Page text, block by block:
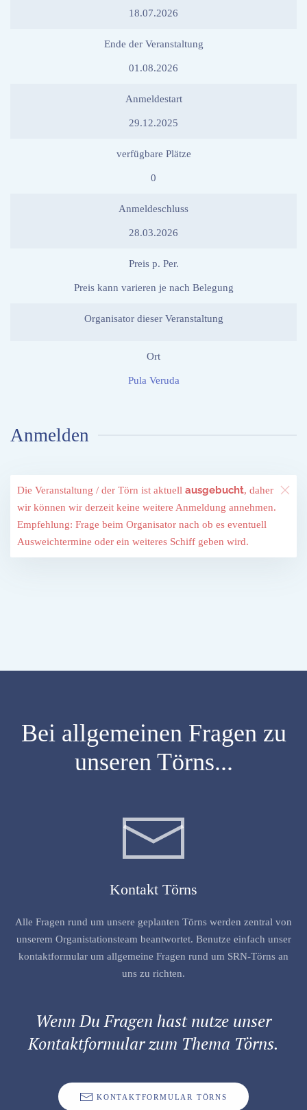
18.07.2026
Ende der Veranstaltung
01.08.2026
Anmeldestart
29.12.2025
verfügbare Plätze
0
Anmeldeschluss
28.03.2026
Preis p. Per.
Preis kann varieren je nach Belegung
Organisator dieser Veranstaltung
Ort
Pula Veruda
Anmelden
Die Veranstaltung / der Törn ist aktuell ausgebucht, daher
wir können wir derzeit keine weitere Anmeldung annehmen.
Empfehlung: Frage beim Organisator nach ob es eventuell
Ausweichtermine oder ein weiteres Schiff geben wird.
Bei allgemeinen Fragen zu
unseren Törns...
Kontakt Törns
Alle Fragen rund um unsere geplanten Törns werden zentral von
unserem Organistationsteam beantwortet. Benutze einfach unser
kontaktformular um allgemeine Fragen rund um SRN-Törns an
uns zu richten.
Wenn Du Fragen hast nutze unser
Kontaktformular zum Thema Törns.
KONTAKTFORMULAR TÖRNS